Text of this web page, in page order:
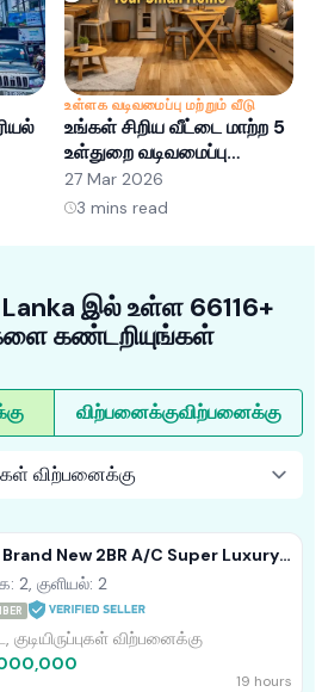
உள்ளக வடிவமைப்பு மற்றும் வீடு
உங்கள் சிறிய வீட்டை மாற்ற 5
உள்துறை வடிவமைப்பு
ஹேக்குகள்
27 Mar 2026
3 mins read
இல் உள்ள 66116+
கண்டறியுங்கள்
விற்பனைக்குவிற்பனைக்கு
New 2BR A/C Super Luxury
For Sale
2, குளியல்: 2
விற்பனைக்கு
19 hours